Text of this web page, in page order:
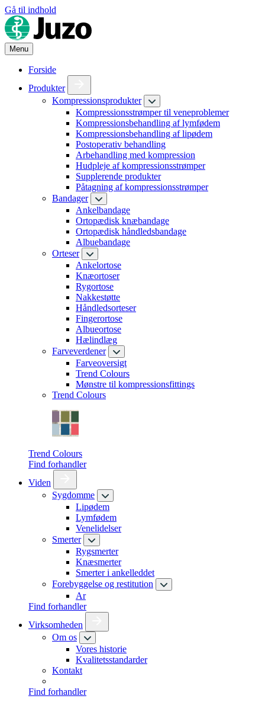
Gå til indhold
Menu
Forside
Produkter
Kompressionsprodukter
Kompressionsstrømper til veneproblemer
Kompressionsbehandling af lymfødem
Kompressionsbehandling af lipødem
Postoperativ behandling
Arbehandling med kompression
Hudpleje af kompressionsstrømper
Supplerende produkter
Påtagning af kompressionsstrømper
Bandager
Ankelbandage
Ortopædisk knæbandage
Ortopædisk håndledsbandage
Albuebandage
Orteser
Ankelortose
Knæortoser
Rygortose
Nakkestøtte
Håndledsorteser
Fingerortose
Albueortose
Hælindlæg
Farveverdener
Farveoversigt
Trend Colours
Mønstre til kompressionsfittings
Trend Colours
Trend Colours
Find forhandler
Viden
Sygdomme
Lipødem
Lymfødem
Venelidelser
Smerter
Rygsmerter
Knæsmerter
Smerter i ankelleddet
Forebyggelse og restitution
Ar
Find forhandler
Virksomheden
Om os
Vores historie
Kvalitetsstandarder
Kontakt
Find forhandler